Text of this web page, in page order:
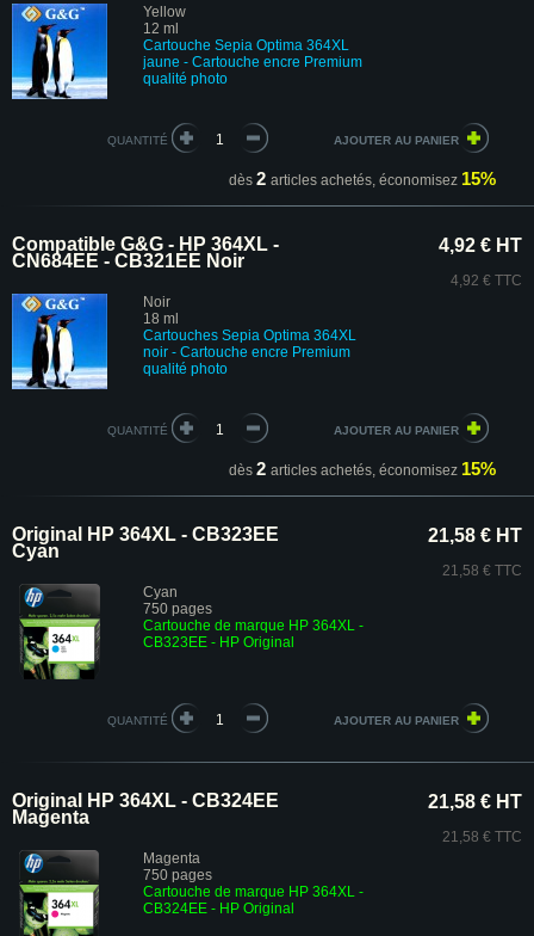
Yellow
12 ml
Cartouche Sepia Optima 364XL
jaune - Cartouche encre Premium
qualité photo
QUANTITÉ
dès 2 articles achetés, économisez 15%
Compatible G&G - HP 364XL -
CN684EE - CB321EE Noir
Noir
18 ml
Cartouches Sepia Optima 364XL
noir - Cartouche encre Premium
qualité photo
4,92 € HT
4,92 € TTC
QUANTITÉ
dès 2 articles achetés, économisez 15%
Original HP 364XL - CB323EE
Cyan
Cyan
750 pages
Cartouche de marque HP 364XL -
CB323EE - HP Original
21,58 € HT
21,58 € TTC
QUANTITÉ
Original HP 364XL - CB324EE
Magenta
Magenta
750 pages
Cartouche de marque HP 364XL -
CB324EE - HP Original
21,58 € HT
21,58 € TTC